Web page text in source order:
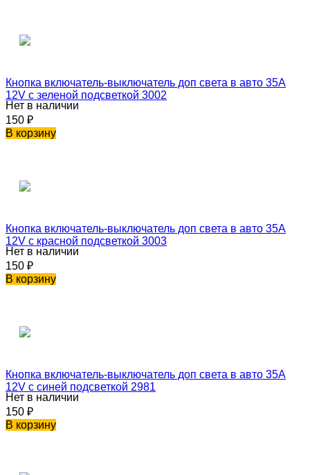
Кнопка включатель-выключатель доп света в авто 35A
12V с зеленой подсветкой 3002
Нет в наличии
150 ₽
В корзину
Кнопка включатель-выключатель доп света в авто 35A
12V с красной подсветкой 3003
Нет в наличии
150 ₽
В корзину
Кнопка включатель-выключатель доп света в авто 35A
12V с синей подсветкой 2981
Нет в наличии
150 ₽
В корзину